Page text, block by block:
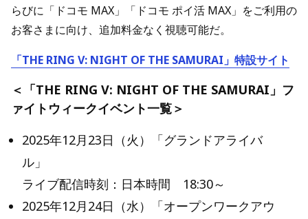
らびに「ドコモ MAX」「ドコモ ポイ活 MAX」をご利用の
お客さまに向け、追加料金なく視聴可能だ。
「THE RING V: NIGHT OF THE SAMURAI」 特設サイト
＜「THE RING V: NIGHT OF THE SAMURAI」フ
ァイトウィークイベント一覧＞
2025年12月23日（火）「グランドアライバ
ル」
ライブ配信時刻：日本時間 18:30～
2025年12月24日（水）「オープンワークアウ